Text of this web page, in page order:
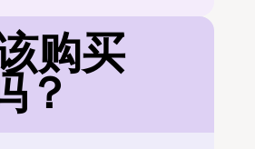
购买
？